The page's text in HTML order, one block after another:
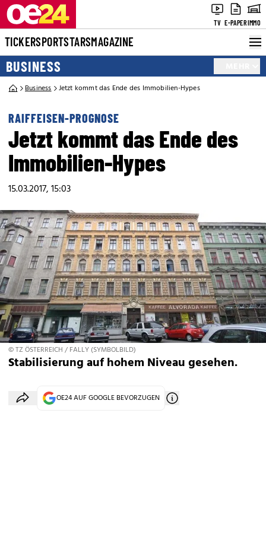
TV E-PAPERIMMO
TICKERSPORTSTARSMAGAZINE
BUSINESS
Business Jetzt kommt das Ende des Immobilien-Hypes
RAIFFEISEN-PROGNOSE
Jetzt kommt das Ende des
Immobilien-Hypes
15.03.2017, 15:03
© TZ ÖSTERREICH / FALLY (SYMBOLBILD)
Stabilisierung auf hohem Niveau gesehen.
OE24 AUF GOOGLE BEVORZUGEN